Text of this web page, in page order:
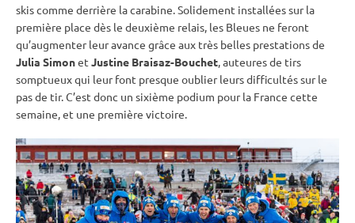
skis comme derrière lacarabine. Solidement installées sur la
première place dès le deuxième relais, les Bleues ne feront
qu’augmenter leur avance grâce aux très belles prestations de
Julia Simonet Justine Braisaz-Bouchet, auteures de tirs
somptueux qui leur font presque oublier leurs difficultés sur le
pas de tir. C’est donc un sixième podium pour la France cette
semaine, et une première victoire.